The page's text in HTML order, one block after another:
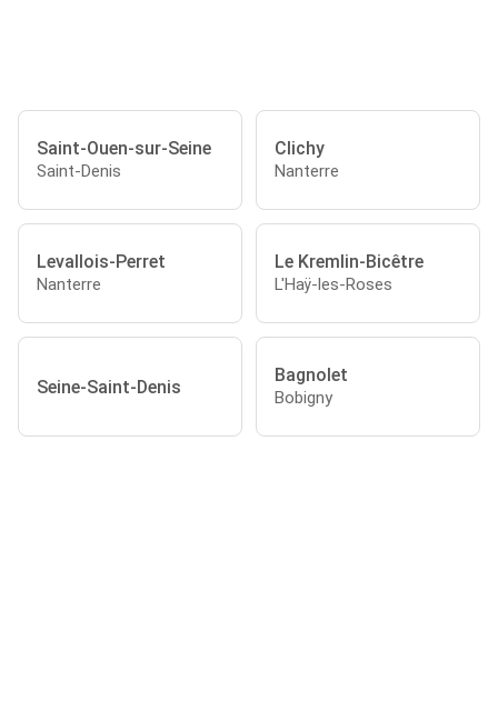
Saint-Ouen-sur-Seine
Saint-Denis
Clichy
Nanterre
Levallois-Perret
Nanterre
Le Kremlin-Bicêtre
L'Haÿ-les-Roses
Seine-Saint-Denis
Bagnolet
Bobigny